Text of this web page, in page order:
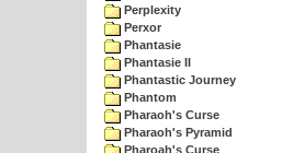
Perplexity
Perxor
Phantasie
Phantasie II
Phantastic Journey
Phantom
Pharaoh's Curse
Pharaoh's Pyramid
Pharoah's Curse